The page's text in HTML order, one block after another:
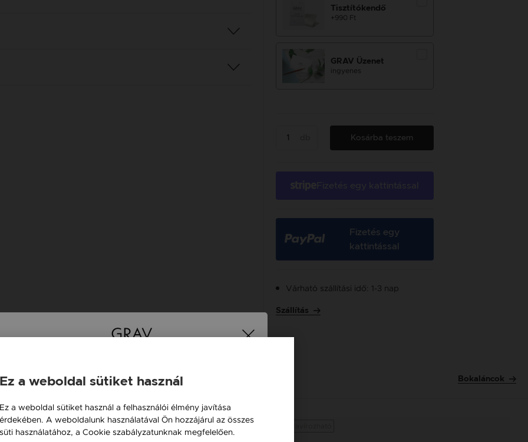
Tisztítókendő
+990 Ft
GRAV Üzenet
ingyenes
Kosárba teszem
Fizetés egy
kattintással
Várható szállítási idő: 1-3 nap
Szállítás
Bokaláncok
Österreich / AT
Ez a weboldal sütiket használ
Ez a weboldal sütiket használ a felhasználói élmény javítása
érdekében. A weboldalunk használatával Ön hozzájárul az összes
süti használatához, a Cookie szabályzatunknak megfelelően.